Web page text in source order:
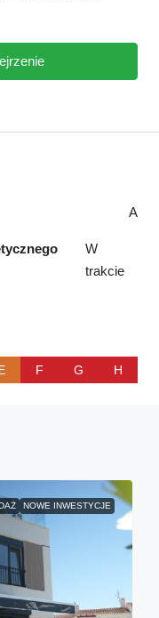
A
W
trakcie
F G H
NOWE INWESTYCJE